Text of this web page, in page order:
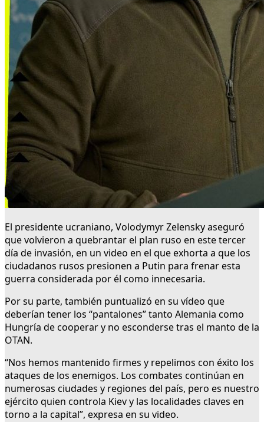
El presidente ucraniano, Volodymyr Zelensky aseguró
que volvieron a quebrantar el plan ruso en este tercer
día de invasión, en un video en el que exhorta a que los
ciudadanos rusos presionen a Putin para frenar esta
guerra considerada por él como innecesaria.
Por su parte, también puntualizó en su vídeo que
deberían tener los “pantalones” tanto Alemania como
Hungría de cooperar y no esconderse tras el manto de la
OTAN.
“Nos hemos mantenido firmes y repelimos con éxito los
ataques de los enemigos. Los combates continúan en
numerosas ciudades y regiones del país, pero es nuestro
ejército quien controla Kiev y las localidades claves en
torno a la capital”, expresa en su video.